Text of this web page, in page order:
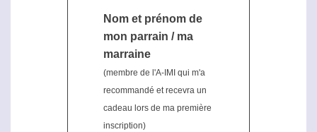
Nom et prénom de
mon parrain / ma
marraine
(membre de l'A-IMI qui m'a
recommandé et recevra un
cadeau lors de ma première
inscription)